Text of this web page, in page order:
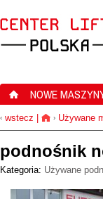
NOWE
‹ wstecz › Używane
podnośnik
Kategoria: Używane